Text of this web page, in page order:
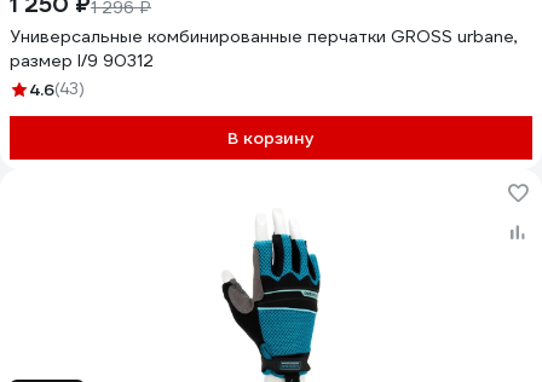
1 296 ₽
Универсальные комбинированные перчатки GROSS urbane,
размер l/9 90312
4.6(43)
В корзину